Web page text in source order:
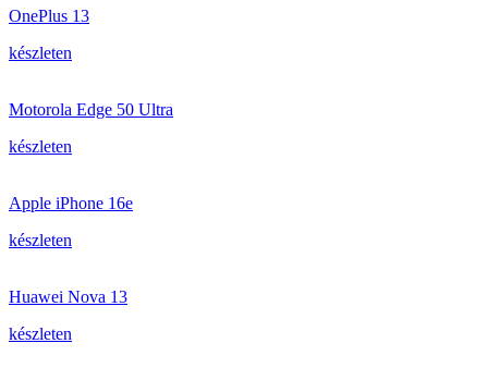
OnePlus 13
készleten
Motorola Edge 50 Ultra
készleten
Apple iPhone 16e
készleten
Huawei Nova 13
készleten